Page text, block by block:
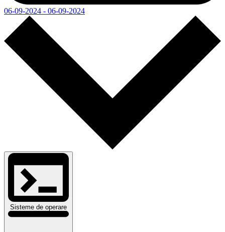
06-09-2024 - 06-09-2024
Sisteme de operare